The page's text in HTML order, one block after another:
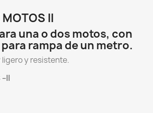
II
una o dos motos, con
rampa de un metro.
y resistente.
–II